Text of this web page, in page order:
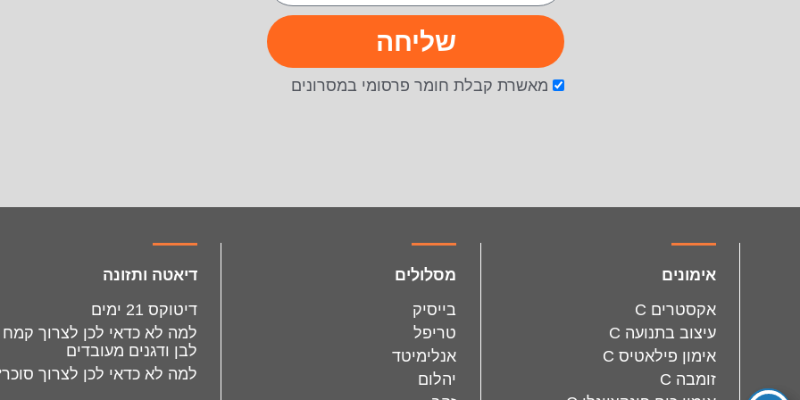
מאשרת קבלת חומר פרסומי במסרונים
שליחה
אימונים
אקסטרים C
עיצוב בתנועה C
אימון פילאטיס C
זומבה C
מסלולים
בייסיק
טריפל
אנלימיטד
יהלום
דיאטה ותזונה
דיטוקס 21 ימים
למה לא כדאי לכן לצרוך קמח
לבן ודגנים מעובדים
למה לא כדאי לכן לצרוך
facebook